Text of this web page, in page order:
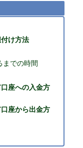
け方法
までの時間
座への入金方
座から出金方